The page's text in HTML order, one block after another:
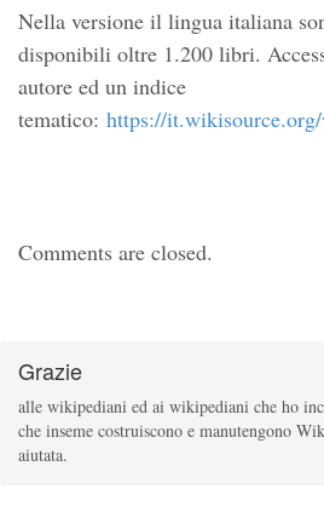
Nella versione il lingua italiana
disponibili oltre 1.200 libri.
autore ed un indice
tematico: https://
Comments are closed.
Grazie
alle wikipediani ed ai wikipediani che ho
che inseme costruiscono e manutengono
aiutata.